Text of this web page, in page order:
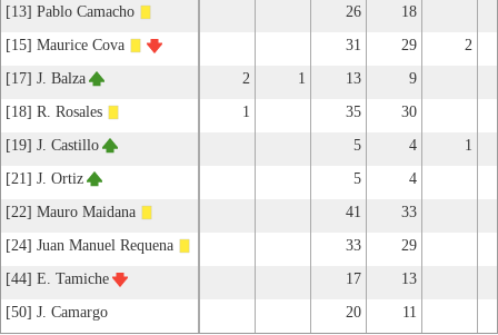
[13] Pablo Camacho 26
18
[15] Maurice Cova
31 29
2
[17] J. Balza
2 1 13
9
[18] R. Rosales
1 35
30
[19] J. Castillo
5 4
1
[21] J. Ortiz
5
4
[22] Mauro Maidana
41
33
[24] Juan Manuel Requena
33
29
[44] E. Tamiche
17
13
[50] J. Camargo
20 11